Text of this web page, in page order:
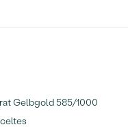
Gelbgold 585/1000